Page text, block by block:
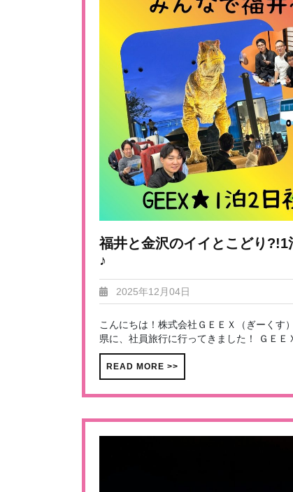
福井と金沢のイイとこどり
♪
2025年12月04日
こんにちは！株式会社ＧＥＥＸ（ぎーく
県に、社員旅行に行ってきました！ ＧＥ
READ MORE >>